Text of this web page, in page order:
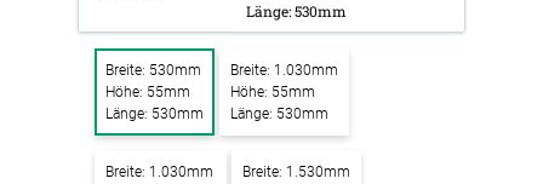
Länge: 530mm
Breite: 530mm
Höhe: 55mm
Länge: 530mm
Breite: 1.030mm
Höhe: 55mm
Länge: 530mm
Breite: 1.030mm
Breite: 1.530mm